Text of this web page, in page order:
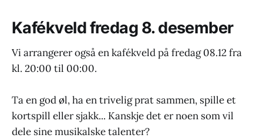
Kafékveld fredag 8. desember
Vi arrangerer også en kafékveld på fredag 08.12 fra
kl. 20:00 til 00:00.
Ta en god øl, ha en trivelig prat sammen, spille et
kortspill eller sjakk... Kanskje det er noen som vil
dele sine musikalske talenter?